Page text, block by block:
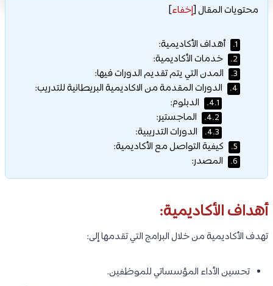
محتويات المقال[إخفاء]
1. أهداف الأكاديمية:
2. خدمات الأكاديمية:
3. المدن التي يتم تقديم الدورات فيها:
4. الدورات المقدمة من الاكاديمية البريطانية للتدريب:
4.1. الدبلوم:
4.2. الماجستير:
4.3. الدورات التدريبية:
5. كيفية التواصل مع الأكاديمية:
6. المصدر:
أهداف الأكاديمية:
تهدف الأكاديمية من خلال البرامج التي تقدمها إلى:
تحسين الأداء المؤسساتي للموظفين.